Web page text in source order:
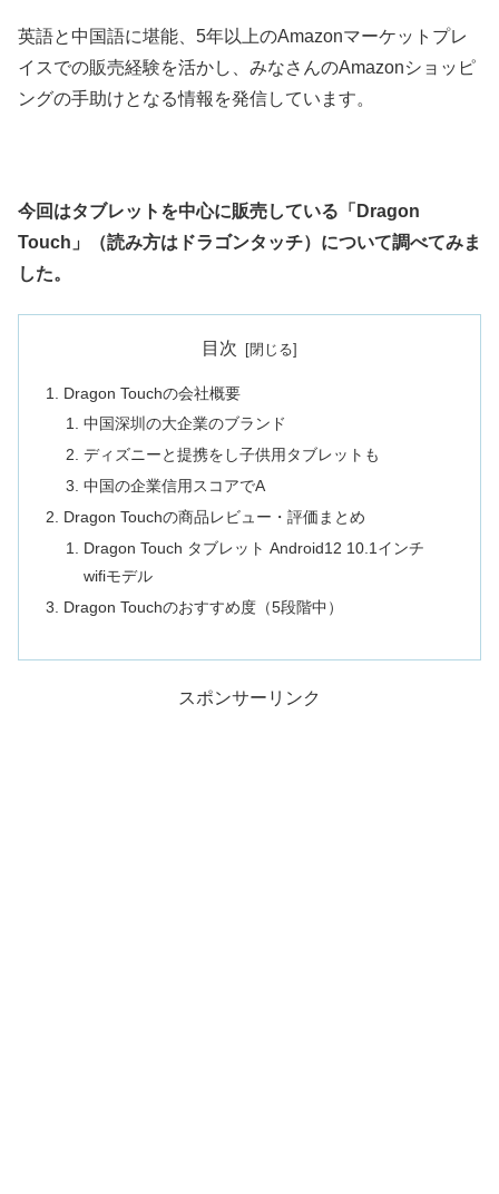
英語と中国語に堪能、5年以上のAmazonマーケットプレ
イスでの販売経験を活かし、みなさんのAmazonショッピ
ングの手助けとなる情報を発信しています。
今回はタブレットを中心に販売している「Dragon
Touch」（読み方はドラゴンタッチ）について調べてみま
した。
目次
Dragon Touchの会社概要
中国深圳の大企業のブランド
ディズニーと提携をし子供用タブレットも
中国の企業信用スコアでA
Dragon Touchの商品レビュー・評価まとめ
Dragon Touch タブレット Android12 10.1インチ
wifiモデル
Dragon Touchのおすすめ度（5段階中）
スポンサーリンク